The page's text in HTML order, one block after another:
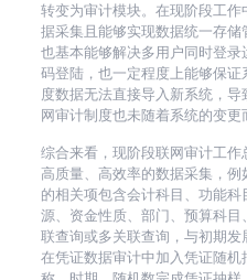
转变为审计模块。在现阶段工
据采集且能够实现数据统一存储
也基本能够解决多用户同时登
码登陆，也一定程度上能够保
度数据无法直接导入新系统，
网审计制度也未随着系统的变更
综合来看，现阶段联网审计工
高质量、高效率的数据采集，
的相关项包含会计科目、功能
源、资金性质、部门、预算科
联查询或多关联查询，与初期发
在凭证数据审计中加入凭证随